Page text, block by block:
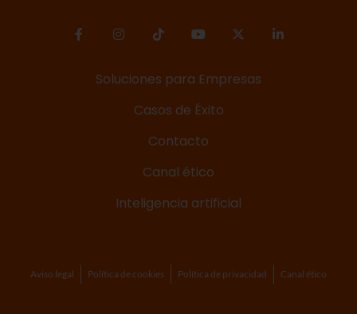
Soluciones para Empresas
Casos de Éxito
Contacto
Canal ético
Inteligencia artificial
Aviso legal Política de cookies Política de privacidad Canal ético